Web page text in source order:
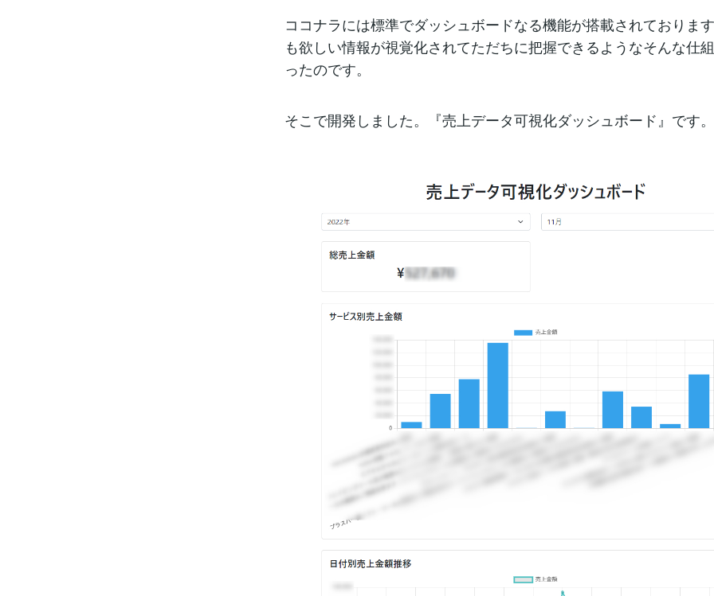
ココナラには標準でダッシュボードなる機能が搭載されておりま
も欲しい情報が視覚化されてただちに把握できるようなそんな仕
ったのです。
そこで開発しました。『売上データ可視化ダッシュボード』です。